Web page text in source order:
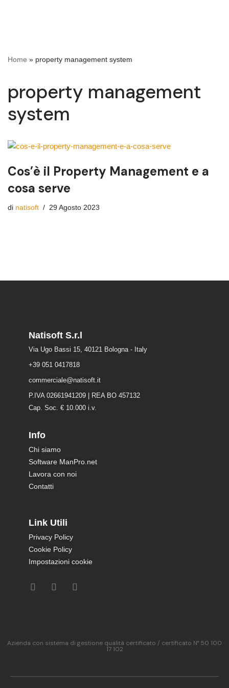
Home » property management system
property management
system
Cos’è il Property Management e a
cosa serve
di natisoft 29 Agosto 2023
Natisoft S.r.l
Via Ugo Bassi 15, 40121 Bologna - Italy
+39 051 0417818
commerciale@natisoft.it
P.IVA 02661941209 | REA BO 457132
Cap. Soc. € 10.000 i.v.
Info
Chi siamo
Software ManPro.net
Lavora con noi
Contatti
Link Utili
Privacy Policy
Cookie Policy
Impostazioni cookie
Azienda con sistema di gestione qualità certificato / certificato N° 50 100
17 102